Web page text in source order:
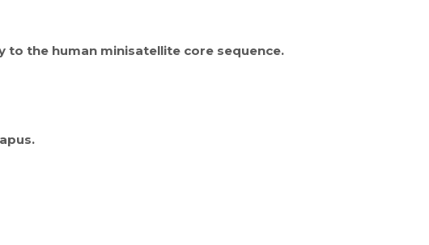
the human minisatellite core sequence.